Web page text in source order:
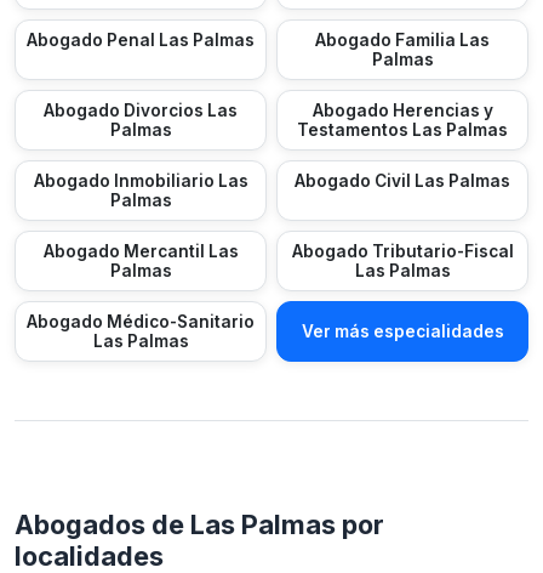
Abogado Penal Las Palmas
Abogado Familia Las
Palmas
Abogado Divorcios Las
Palmas
Abogado Herencias y
Testamentos Las Palmas
Abogado Inmobiliario Las
Palmas
Abogado Civil Las Palmas
Abogado Mercantil Las
Palmas
Abogado Tributario-Fiscal
Las Palmas
Abogado Médico-Sanitario
Las Palmas
Ver más especialidades
Abogados de Las Palmas por
localidades